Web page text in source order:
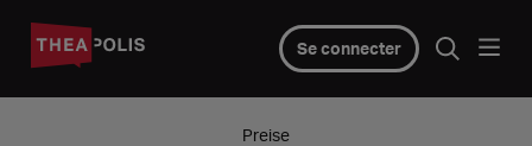
Se connecter
Preise